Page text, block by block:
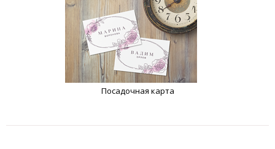
Посадочная карта